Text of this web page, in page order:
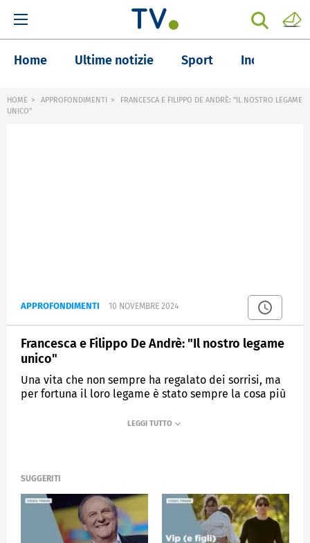
Home Ultime notizie Sport Inchieste
HOME APPROFONDIMENTI
FRANCESCA E FILIPPO DE ANDRÈ: "IL NOSTRO LEGAME
UNICO"
APPROFONDIMENTI 10 NOVEMBRE 2024
Francesca e Filippo De Andrè: "Il nostro legame
unico"
Una vita che non sempre ha regalato dei sorrisi, ma
per fortuna il loro legame è stato sempre la cosa più
SUGGERITI